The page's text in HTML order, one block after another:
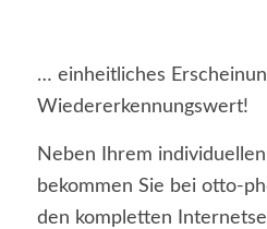
… einheitliches
Wiedererkennungswert!
Neben Ihrem
bekommen Sie bei otto-
den kompletten